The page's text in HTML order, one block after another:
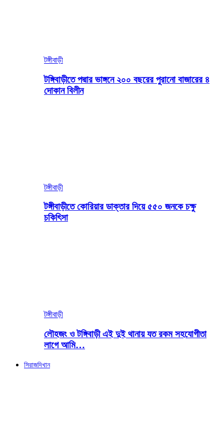
টঙ্গীবাড়ী
টঙ্গিবাড়ীতে পদ্মার ভাঙ্গনে ২০০ বছরের পুরানো বাজারের ৪
দোকান বিলীন
টঙ্গীবাড়ী
টঙ্গীবাড়ীতে কোরিয়ার ডাক্তার দিয়ে ৫৫০ জনকে চক্ষু
চকিৎিসা
টঙ্গীবাড়ী
লৌহজং ও টঙ্গিবাড়ী এই দুই থানায় যত রকম সহযোগীতা
লাগে আমি…
সিরাজদিখান